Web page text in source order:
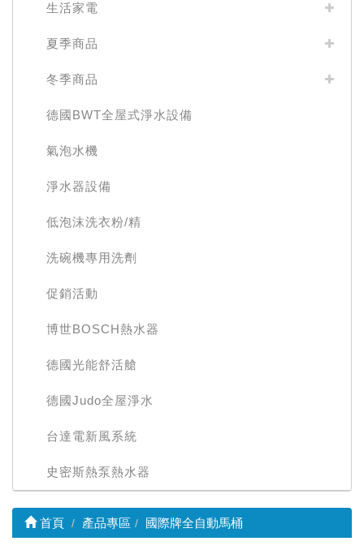
生活家電
夏季商品
冬季商品
德國BWT全屋式淨水設備
氣泡水機
淨水器設備
低泡沫洗衣粉/精
洗碗機專用洗劑
促銷活動
博世BOSCH熱水器
德國光能舒活艙
德國Judo全屋淨水
台達電新風系統
史密斯熱泵熱水器
首頁 產品專區 國際牌全自動馬桶